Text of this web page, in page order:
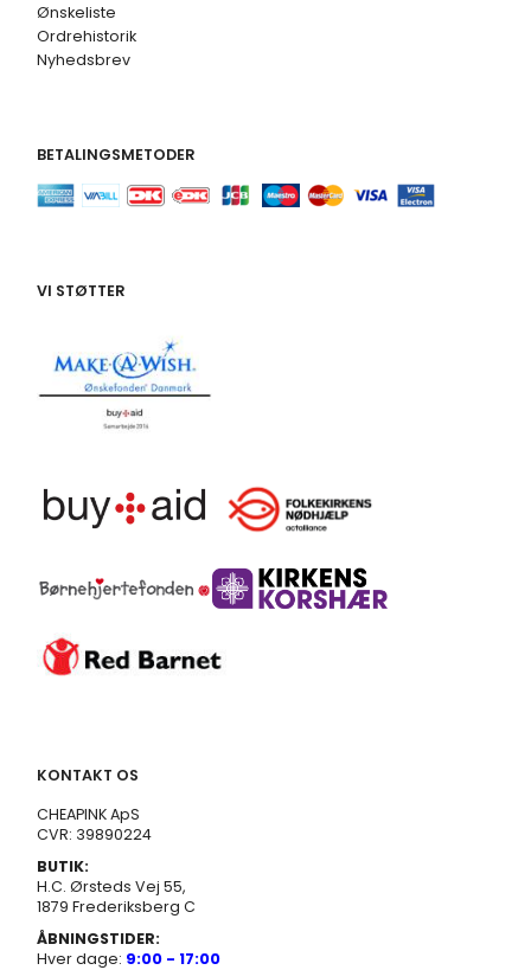
Ønskeliste
Ordrehistorik
Nyhedsbrev
BETALINGSMETODER
VI STØTTER
KONTAKT OS
CHEAPINK ApS
CVR: 39890224
BUTIK:
H.C. Ørsteds Vej 55,
1879 Frederiksberg C
ÅBNINGSTIDER:
Hver dage: 9:00 - 17:00